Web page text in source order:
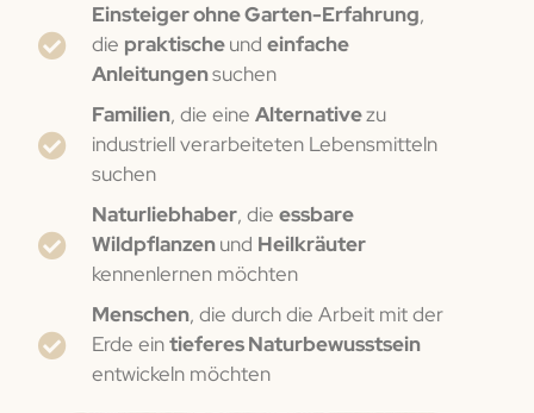
Einsteiger ohne Garten-Erfahrung,
die praktischeundeinfache
Anleitungensuchen
Familien, die eineAlternativezu
industriell verarbeiteten Lebensmitteln
suchen
Naturliebhaber, dieessbare
Wildpflanzenund Heilkräuter
kennenlernen möchten
Menschen, die durch die Arbeit mit der
Erde eintieferes Naturbewusstsein
entwickeln möchten